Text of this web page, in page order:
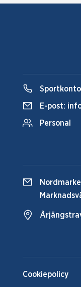
Cookiepolicy
E-post:
Personal